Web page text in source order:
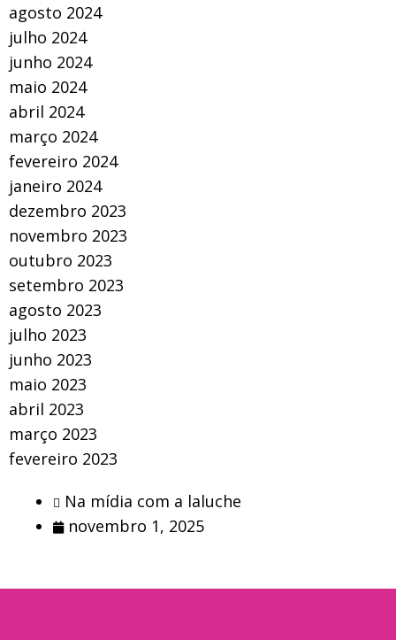
agosto 2024
julho 2024
junho 2024
maio 2024
abril 2024
março 2024
fevereiro 2024
janeiro 2024
dezembro 2023
novembro 2023
outubro 2023
setembro 2023
agosto 2023
julho 2023
junho 2023
maio 2023
abril 2023
março 2023
fevereiro 2023
Na mídia com a laluche
novembro 1, 2025